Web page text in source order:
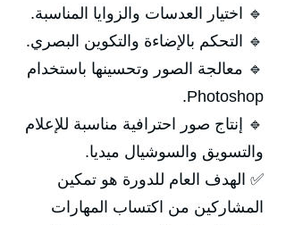
🔹 اختيار العدسات والزوايا المناسبة.
🔹 التحكم بالإضاءة والتكوين البصري.
🔹 معالجة الصور وتحسينها باستخدام
Photoshop.
🔹 إنتاج صور احترافية مناسبة للإعلام
والتسويق والسوشيال ميديا.
✅ الهدف العام للدورة هو تمكين
المشاركين من اكتساب المهارات